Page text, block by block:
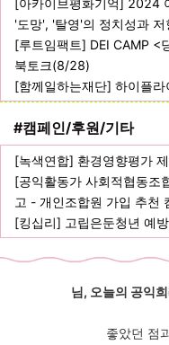
[아카이브평화기억] 2024
'도망', '탈영'의 정치성과
[루트임팩트] DEI CAMP <
북토크(8/28)
[함께일하는재단] 하이플
#캠페인/후원/기타
[녹색연합] 환경영향평가
[공익활동가 사회적협동조
고 - 개인조합원 가입 추천
[킹십리] 고립은둔청년 예
님, 오늘의 공익
좋았던 점